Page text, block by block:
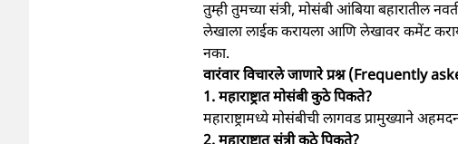
तुम्ही तुमच्या संत्री, मोसंबी आंबिया बहारातील
लेखाला लाईक करायला आणि लेखावर कमेंट
नका.
वारंवार विचारले जाणारे प्रश्न (Frequently
1. महाराष्ट्रात मोसंबी कुठे पिकते?
महाराष्ट्रामध्ये मोसंबीची लागवड प्रामुख्याने
2. महाराष्ट्रात संत्री कुठे पिकते?